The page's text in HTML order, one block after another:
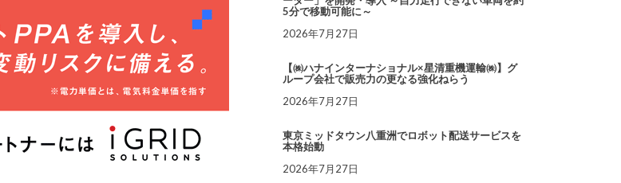
5分で移動可能に～
2026年7月27日
【㈱ハナインターナショナル×星清重機運輸㈱】グ
ループ会社で販売力の更なる強化ねらう
2026年7月27日
東京ミッドタウン八重洲でロボット配送サービスを
本格始動
2026年7月27日